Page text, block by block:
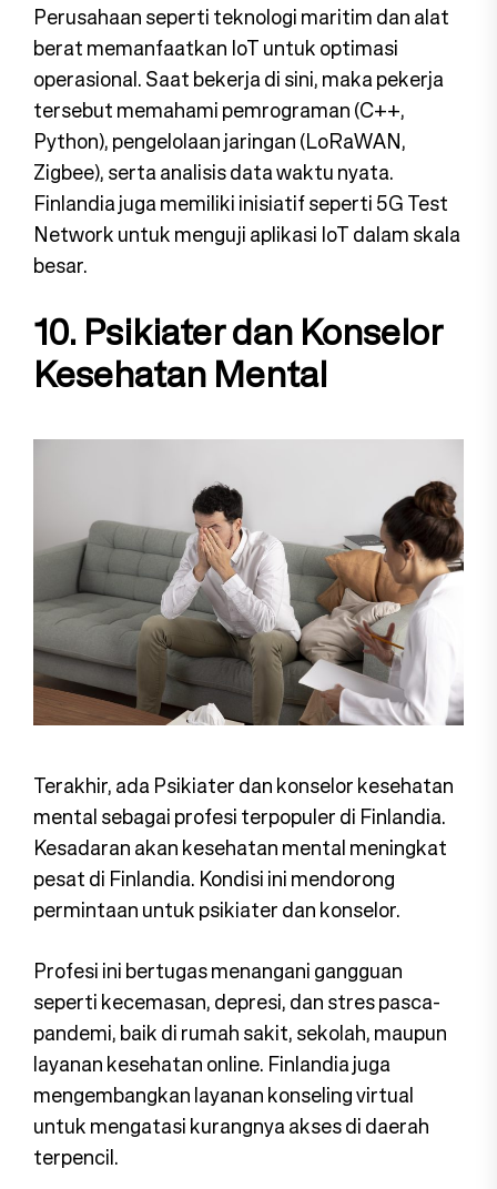
Perusahaan seperti teknologi maritim dan alat
berat memanfaatkan IoT untuk optimasi
operasional. Saat bekerja di sini, maka pekerja
tersebut memahami pemrograman (C++,
Python), pengelolaan jaringan (LoRaWAN,
Zigbee), serta analisis data waktu nyata.
Finlandia juga memiliki inisiatif seperti 5G Test
Network untuk menguji aplikasi IoT dalam skala
besar.
10. Psikiater dan Konselor
Kesehatan Mental
Terakhir, ada Psikiater dan konselor kesehatan
mental sebagai profesi terpopuler di Finlandia.
Kesadaran akan kesehatan mental meningkat
pesat di Finlandia. Kondisi ini mendorong
permintaan untuk psikiater dan konselor.
Profesi ini bertugas menangani gangguan
seperti kecemasan, depresi, dan stres pasca-
pandemi, baik di rumah sakit, sekolah, maupun
layanan kesehatan online. Finlandia juga
mengembangkan layanan konseling virtual
untuk mengatasi kurangnya akses di daerah
terpencil.